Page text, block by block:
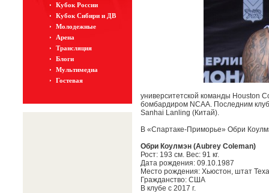
Кубок России
Кубок Сибири и ДВ
Молодежные
Арена
Трансляция
Блоги
Мультимедиа
Гостевая
университетской команды Houston
бомбардиром NCAA. Последним
Sanhai Lanling (Китай).
В «Спартаке-Приморье» Обри
Обри Коулмэн (Aubrey Coleman)
Рост: 193 см. Вес: 91 кг.
Дата рождения: 09.10.1987
Место рождения: Хьюстон, штат
Гражданство: США
В клубе с 2017 г.